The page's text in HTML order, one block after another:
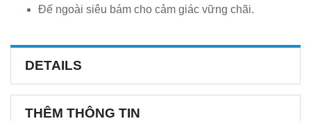
Đế ngoài siêu bám cho cảm giác vững chãi.
DETAILS
THÊM THÔNG TIN